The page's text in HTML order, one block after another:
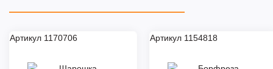
Артикул 1170706 Артикул 1154818